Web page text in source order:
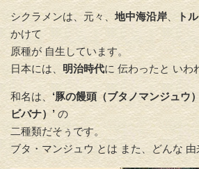
シクラメンは、元々、地中海沿岸、ト
かけて
原種が 自生しています。
日本には、 明治時代に 伝わったと いわ
和名は、 ‘豚の饅頭（ブタノマンジュウ
ビバナ）’ の
二種類だそぅです。
ブタ・マンジュウ とは また、どんな